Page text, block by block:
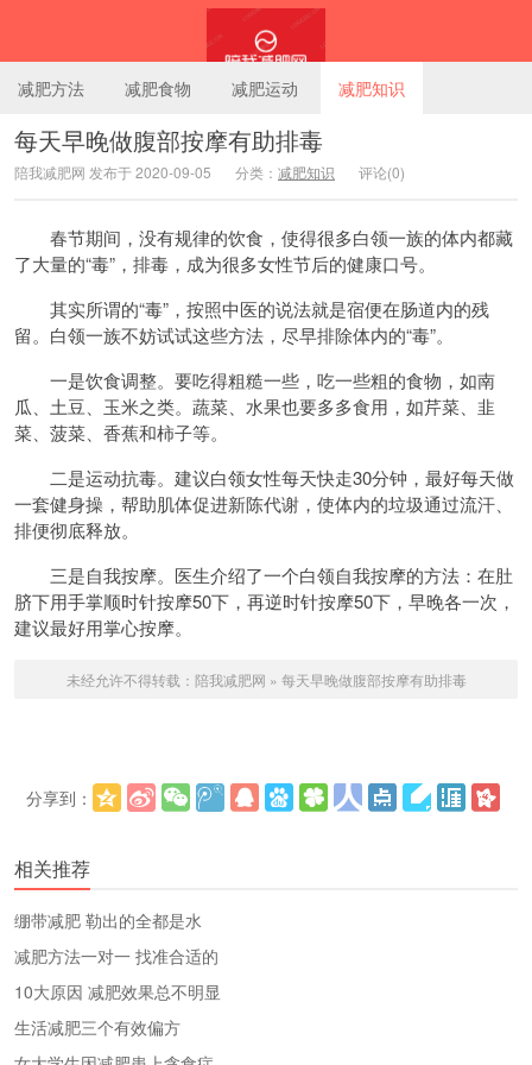
陪我减肥网
减肥方法 减肥食物 减肥运动 减肥知识
每天早晚做腹部按摩有助排毒
陪我减肥网 发布于 2020-09-05 分类： 减肥知识 评论(0)
春节期间，没有规律的饮食，使得很多白领一族的体内都藏
了大量的“毒”，排毒，成为很多女性节后的健康口号。
其实所谓的“毒”，按照中医的说法就是宿便在肠道内的残
留。白领一族不妨试试这些方法，尽早排除体内的“毒”。
一是饮食调整。要吃得粗糙一些，吃一些粗的食物，如南
瓜、土豆、玉米之类。蔬菜、水果也要多多食用，如芹菜、韭
菜、菠菜、香蕉和柿子等。
二是运动抗毒。建议白领女性每天快走30分钟，最好每天做
一套健身操，帮助肌体促进新陈代谢，使体内的垃圾通过流汗、
排便彻底释放。
三是自我按摩。医生介绍了一个白领自我按摩的方法：在肚
脐下用手掌顺时针按摩50下，再逆时针按摩50下，早晚各一次，
建议最好用掌心按摩。
未经允许不得转载： 陪我减肥网 » 每天早晚做腹部按摩有助排毒
分享到：
相关推荐
绷带减肥 勒出的全都是水
减肥方法一对一 找准合适的
10大原因 减肥效果总不明显
生活减肥三个有效偏方